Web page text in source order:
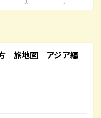
旅地図 アジア編